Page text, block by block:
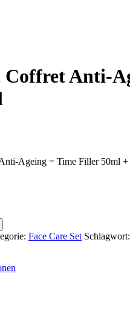
Coffret Anti-
Ageing = Time Filler 50ml
Face Care Set Schlagwort: